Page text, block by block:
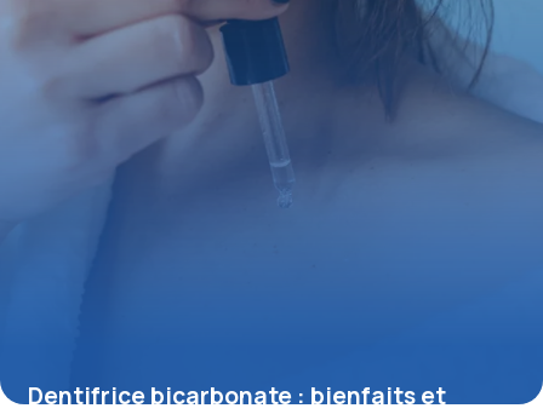
Dentifrice bicarbonate : bienfaits et